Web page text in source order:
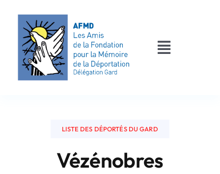
contenu
Toggle
AFMD 30
LISTE DES DÉPORTÉS DU GARD
Vézénobres